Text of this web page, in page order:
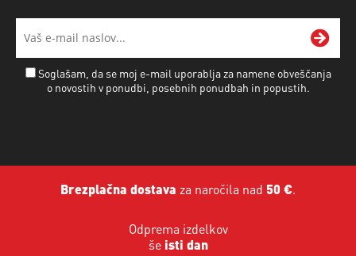
Soglašam, da se moj e-mail uporablja za namene obveščanja
o novostih v ponudbi, posebnih ponudbah in popustih.
Brezplačna dostava za naročila nad 50 €.
Odprema izdelkov
še isti dan